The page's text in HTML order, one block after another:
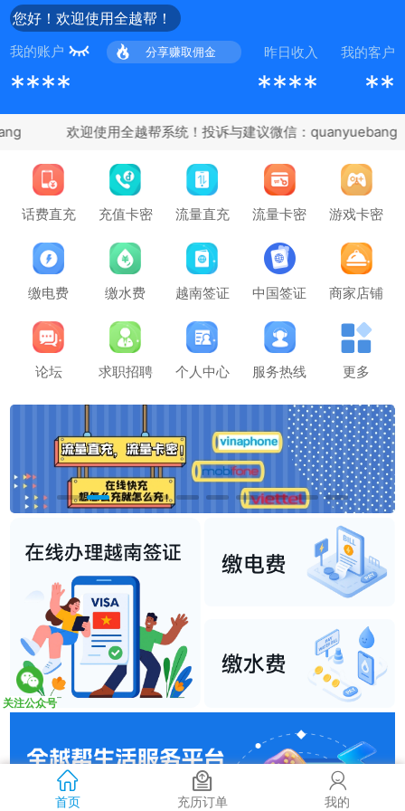
您好！欢迎使用全越帮！
我的账户 分享赚取佣金 昨日收入 我的客户
**** **** **
话费直充 充值卡密 流量直充 流量卡密 游戏卡密
缴电费 缴水费 越南签证 中国签证 商家店铺
论坛 求职招聘 个人中心 服务热线 更多
关注公众号
首页 充历订单 我的